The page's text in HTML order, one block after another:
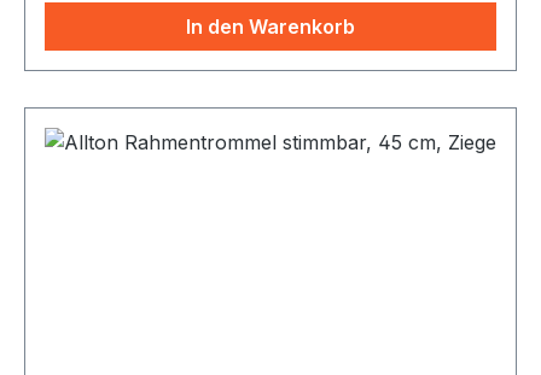
In den Warenkorb